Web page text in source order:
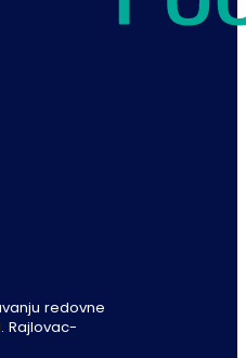
redovne
Rajlovac-